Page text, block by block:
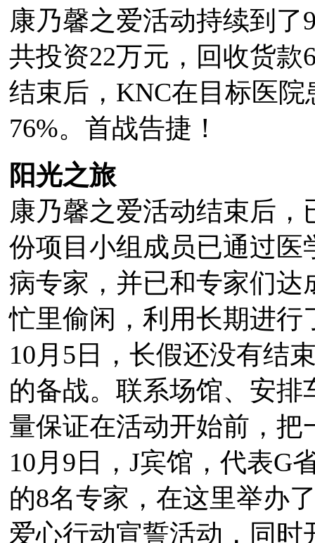
康乃馨之爱活动持续到
共投资22万元，回收货
结束后，KNC在目标医
76%。首战告捷！
阳光之旅
康乃馨之爱活动结束后
份项目小组成员已通过医
病专家，并已和专家们
忙里偷闲，利用长期进行
10月5日，长假还没有结
的备战。联系场馆、安
量保证在活动开始前，把
10月9日，J宾馆，代表G
的8名专家，在这里举办
爱心行动宣誓活动，同